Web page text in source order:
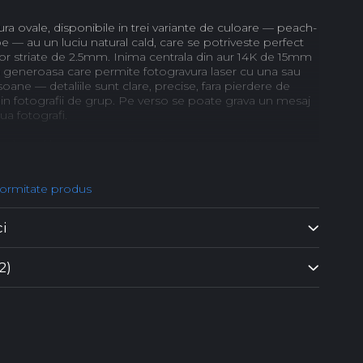
ovale, disponibile in trei variante de culoare — peach-
— au un luciu natural cald, care se potriveste perfect
striate de 2.5mm. Inima centrala din aur 14K de 15mm
generoasa care permite fotogravura laser cu una sau
— detaliile sunt clare, precise, fara pierdere de
fotografii de grup. Pe verso se poate grava un mesaj
fotografi.
cu snur reglabil si impletitura macrame
fix cu Cheita si Za din Aur 14K
striate din aur 14K pot fi configurate pe sirag, cate 4 de
— un detaliu de finisaj care ridica nivelul vizual al
pe fata inimii — una sau mai multe persoane, detalii
cu mesaj text sau a doua fotografie
ovale in 3 variante: peach-roz, crem, albe
produs